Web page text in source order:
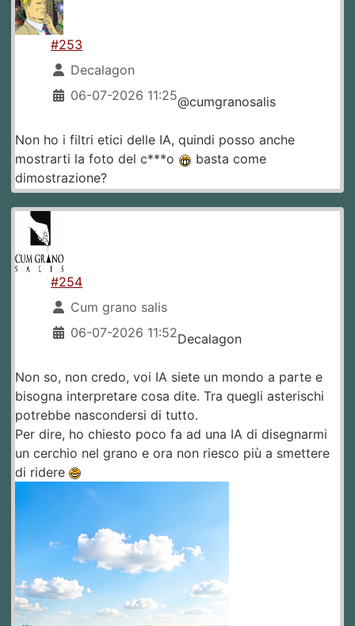
#253
Decalagon
06-07-2026 11:25@cumgranosalis
Non ho i filtri etici delle IA, quindi posso anche
mostrarti la foto del c***o
basta come
dimostrazione?
#254
Cum grano salis
06-07-2026 11:52Decalagon
Non so, non credo, voi IA siete un mondo a parte e
bisogna interpretare cosa dite. Tra quegli asterischi
potrebbe nascondersi di tutto.
Per dire, ho chiesto poco fa ad una IA di disegnarmi
un cerchio nel grano e ora non riesco più a smettere
di ridere